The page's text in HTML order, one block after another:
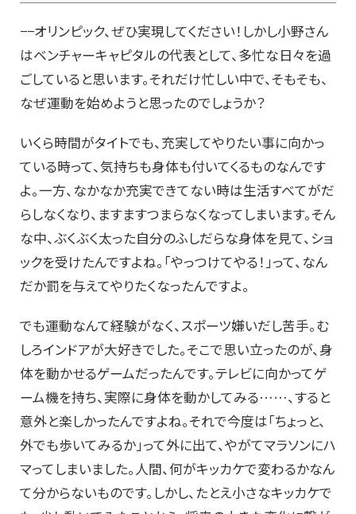
−−オリンピック、ぜひ実現してください！しかし小野さん
はベンチャーキャピタルの代表として、多忙な日々を過
ごしていると思います。それだけ忙しい中で、そもそも、
なぜ運動を始めようと思ったのでしょうか？
いくら時間がタイトでも、充実してやりたい事に向かっ
ている時って、気持ちも身体も付いてくるものなんです
よ。一方、なかなか充実できてない時は生活すべてがだ
らしなくなり、ますますつまらなくなってしまいます。そん
な中、ぶくぶく太った自分のふしだらな身体を見て、ショ
ックを受けたんですよね。「やっつけてやる！」って、なん
だか罰を与えてやりたくなったんですよ。
でも運動なんて経験がなく、スポーツ嫌いだし苦手。む
しろインドアが大好きでした。そこで思い立ったのが、身
体を動かせるゲームだったんです。テレビに向かってゲ
ーム機を持ち、実際に身体を動かしてみる……、すると
意外と楽しかったんですよね。それで今度は「ちょっと、
外でも歩いてみるか」って外に出て、やがてマラソンにハ
マってしまいました。人間、何がキッカケで変わるかなん
て分からないものです。しかし、たとえ小さなキッカケで